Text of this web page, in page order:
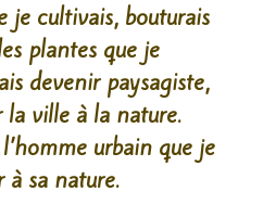
je cultivais, bouturais
plantes que je
devenir paysagiste,
ville à la nature.
urbain que je
sa nature.